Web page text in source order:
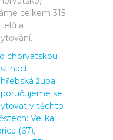
celkem 315
a
chorvatskou
župa
se
v těchto
Velika
(67),